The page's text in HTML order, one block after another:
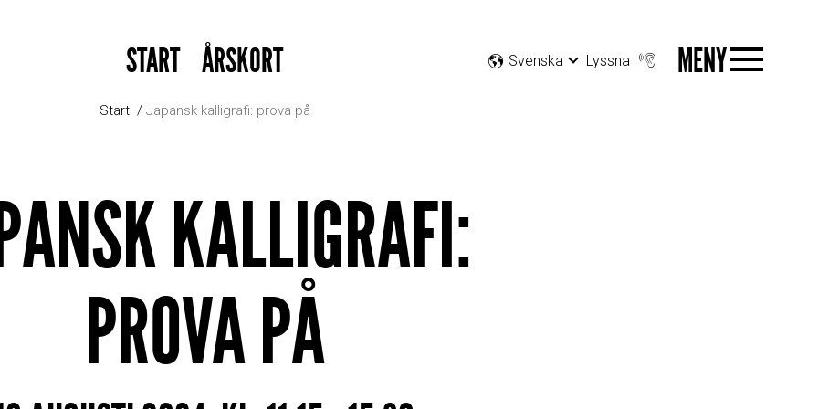
START ÅRSKORT Svenska Lyssna MENY
Start Japansk kalligrafi: prova på
KALLIGRAFI:
PROVA PÅ